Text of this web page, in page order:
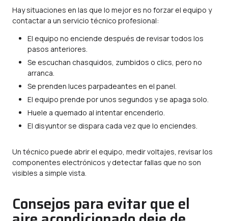
Hay situaciones en las que lo mejor es no forzar el equipo y
contactar a un servicio técnico profesional:
El equipo no enciende después de revisar todos los
pasos anteriores.
Se escuchan chasquidos, zumbidos o clics, pero no
arranca.
Se prenden luces parpadeantes en el panel.
El equipo prende por unos segundos y se apaga solo.
Huele a quemado al intentar encenderlo.
El disyuntor se dispara cada vez que lo enciendes.
Un técnico puede abrir el equipo, medir voltajes, revisar los
componentes electrónicos y detectar fallas que no son
visibles a simple vista.
Consejos para evitar que el